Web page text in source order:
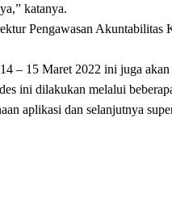
katanya.
Pengawasan
– 15 Maret 2022 ini juga
ini dilakukan melalui
aplikasi dan selanjutnya